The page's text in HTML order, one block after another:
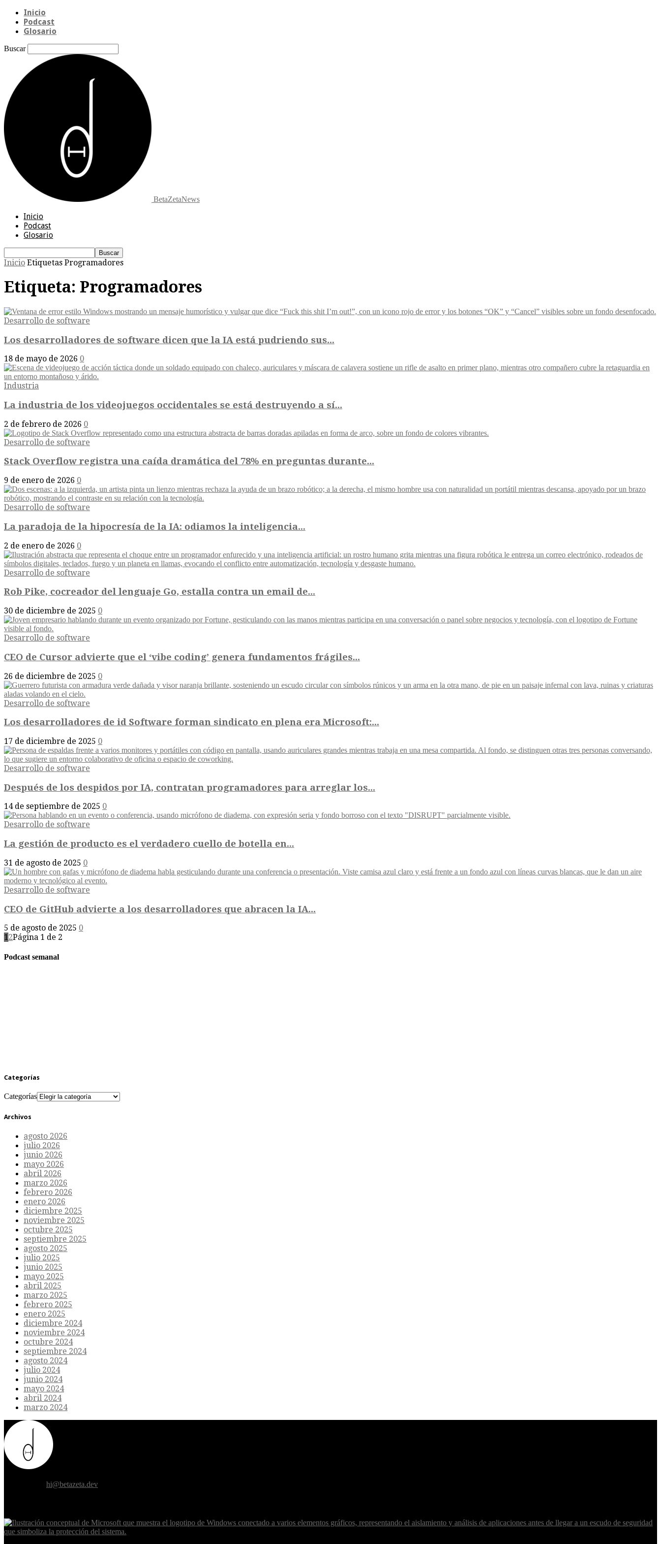
Inicio
Podcast
Glosario
Buscar
BetaZetaNews
Inicio
Podcast
Glosario
Inicio Etiquetas Programadores
Etiqueta: Programadores
Desarrollo de software
Los desarrolladores de software dicen que la IA está pudriendo sus...
18 de mayo de 2026 0
Industria
La industria de los videojuegos occidentales se está destruyendo a sí...
2 de febrero de 2026 0
Desarrollo de software
Stack Overflow registra una caída dramática del 78% en preguntas durante...
9 de enero de 2026 0
Desarrollo de software
La paradoja de la hipocresía de la IA: odiamos la inteligencia...
2 de enero de 2026 0
Desarrollo de software
Rob Pike, cocreador del lenguaje Go, estalla contra un email de...
30 de diciembre de 2025 0
Desarrollo de software
CEO de Cursor advierte que el ‘vibe coding’ genera fundamentos frágiles...
26 de diciembre de 2025 0
Desarrollo de software
Los desarrolladores de id Software forman sindicato en plena era Microsoft:...
17 de diciembre de 2025 0
Desarrollo de software
Después de los despidos por IA, contratan programadores para arreglar los...
14 de septiembre de 2025 0
Desarrollo de software
La gestión de producto es el verdadero cuello de botella en...
31 de agosto de 2025 0
Desarrollo de software
CEO de GitHub advierte a los desarrolladores que abracen la IA...
5 de agosto de 2025 0
12Página 1 de 2
Podcast semanal
Categorías
Categorías
Archivos
agosto 2026
julio 2026
junio 2026
mayo 2026
abril 2026
marzo 2026
febrero 2026
enero 2026
diciembre 2025
noviembre 2025
octubre 2025
septiembre 2025
agosto 2025
julio 2025
junio 2025
mayo 2025
abril 2025
marzo 2025
febrero 2025
enero 2025
diciembre 2024
noviembre 2024
octubre 2024
septiembre 2024
agosto 2024
julio 2024
junio 2024
mayo 2024
abril 2024
marzo 2024
hi@betazeta.dev